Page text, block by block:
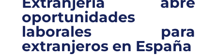
oportunidades
laborales para
extranjeros en España